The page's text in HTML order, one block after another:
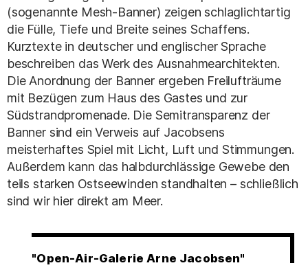
(sogenannte Mesh-Banner) zeigen schlaglichtartig
die Fülle, Tiefe und Breite seines Schaffens.
Kurztexte in deutscher und englischer Sprache
beschreiben das Werk des Ausnahmearchitekten.
Die Anordnung der Banner ergeben Freilufträume
mit Bezügen zum Haus des Gastes und zur
Südstrandpromenade. Die Semitransparenz der
Banner sind ein Verweis auf Jacobsens
meisterhaftes Spiel mit Licht, Luft und Stimmungen.
Außerdem kann das halbdurchlässige Gewebe den
teils starken Ostseewinden standhalten – schließlich
sind wir hier direkt am Meer.
"Open-Air-Galerie Arne Jacobsen"